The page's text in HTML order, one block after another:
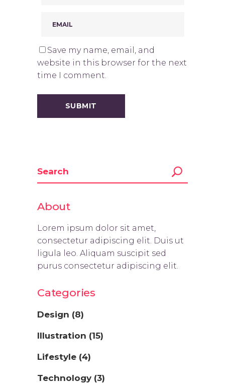
Save my name, email, and
website in this browser for the next
time I comment.
About
Lorem ipsum dolor sit amet,
consectetur adipiscing elit. Duis ut
ligula leo. Aliquam suscipit sed
purus consectetur adipiscing elit.
Categories
Design (8)
Illustration (15)
Lifestyle (4)
Technology (3)